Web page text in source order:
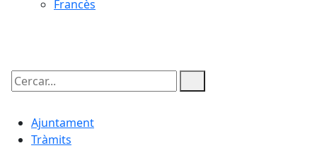
Francès
Cercar:
Ajuntament
Tràmits